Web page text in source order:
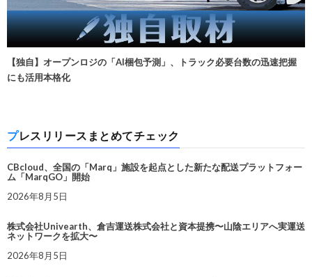
【独自】オープンロジの「AI梱包予測」、トラック必要台数の迅速把握
にも活用本格化
プレスリリースまとめてチェック
CBcloud、全国の「Marq」施設を起点とした新たな配送プラットフォー
ム「MarqGO」開始
2026年8月5日
株式会社Univearth、倉吉運送株式会社と資本提携〜山陰エリアへ実運送
ネットワークを拡大〜
2026年8月5日